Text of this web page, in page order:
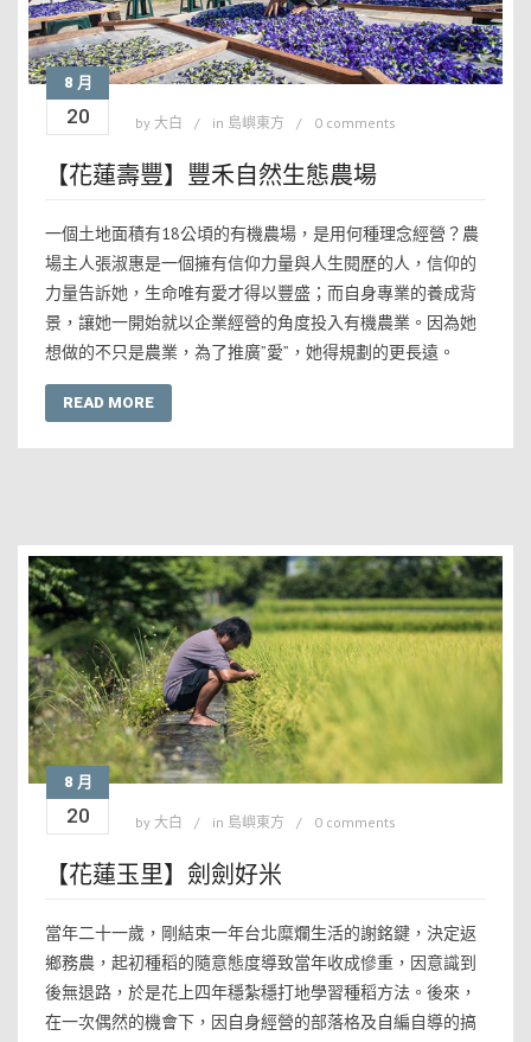
8 月
20 by 大白 in 島嶼東方 0 comments
【花蓮壽豐】豐禾自然生態農場
一個土地面積有18公頃的有機農場，是用何種理念經營？農
場主人張淑惠是一個擁有信仰力量與人生閱歷的人，信仰的
力量告訴她，生命唯有愛才得以豐盛；而自身專業的養成背
景，讓她一開始就以企業經營的角度投入有機農業。因為她
想做的不只是農業，為了推廣”愛”，她得規劃的更長遠。
READ MORE
8 月
20 by 大白 in 島嶼東方 0 comments
【花蓮玉里】劍劍好米
當年二十一歲，剛結束一年台北糜爛生活的謝銘鍵，決定返
鄉務農，起初種稻的隨意態度導致當年收成慘重，因意識到
後無退路，於是花上四年穩紮穩打地學習種稻方法。後來，
在一次偶然的機會下，因自身經營的部落格及自編自導的搞